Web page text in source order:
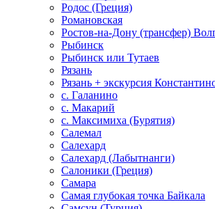
Родос (Греция)
Романовская
Ростов-на-Дону (трансфер)
Рыбинск
Рыбинск или Тутаев
Рязань
Рязань + экскурсия
с. Галанино
с. Макарий
с. Максимиха (Бурятия)
Салемал
Салехард
Салехард (Лабытнанги)
Салоники (Греция)
Самара
Самая глубокая точка Байкала